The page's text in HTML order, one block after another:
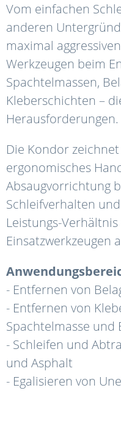
Vom einfachen
anderen
maximal
Werkzeugen beim
Spachtelmassen,
Kleberschichten –
Herausforderungen.
Die Kondor
ergonomisches
Absaugvorrichtung
Schleifverhalten
Leistungs-Verhältnis
Einsatzwerkzeugen
- Entfernen von
- Entfernen von
Spachtelmasse und
- Schleifen und
und Asphalt
- Egalisieren von